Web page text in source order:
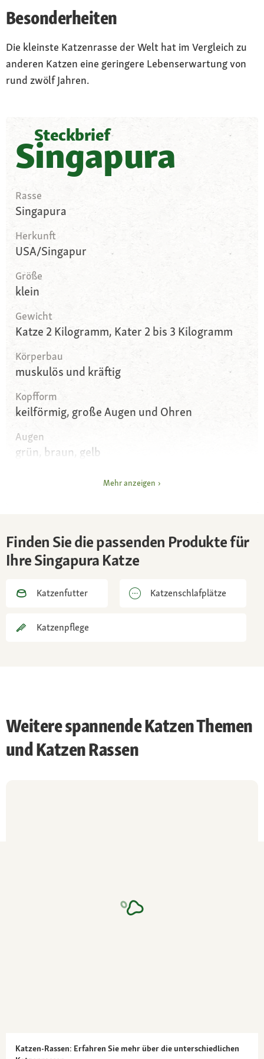
Besonderheiten
Die kleinste Katzenrasse der Welt hat im Vergleich zu
anderen Katzen eine geringere Lebenserwartung von
rund zwölf Jahren.
Steckbrief
Singapura
Rasse
Singapura
Herkunft
USA/Singapur
Größe
klein
Gewicht
Katze 2 Kilogramm, Kater 2 bis 3 Kilogramm
Körperbau
muskulös und kräftig
Kopfform
keilförmig, große Augen und Ohren
Augen
grün, braun, gelb
seidiges Fell ohne Unterwolle, das eng am
Fellpflege
gelegentliches Bürsten
Charakter
sanft, verspielt, anhänglich, braucht viel
nicht als Einzelkatze, viele Spiel- und
Klettermöglichkeiten, ideal ist ein gesicherter
Auslauf auf dem Balkon oder im Garten
Mehr anzeigen
Finden Sie die passenden Produkte für
Ihre Singapura Katze
Katzenfutter Katzenschlafplätze
Katzenpflege
Weitere spannende Katzen Themen
und Katzen Rassen
Katzen-Rassen: Erfahren Sie mehr über die unterschiedlichen